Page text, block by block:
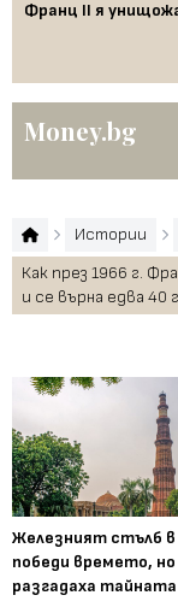
Франц II я
Money.bg
Истории
Как през 1966 г.
и се върна едва 40
Железният стълб в
победи времето, но
разгадаха